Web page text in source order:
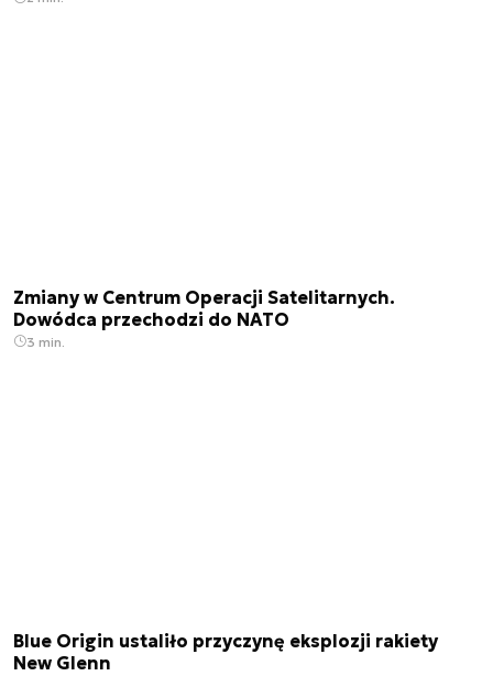
Zmiany w Centrum Operacji Satelitarnych.
Dowódca przechodzi do NATO
3 min.
Blue Origin ustaliło przyczynę eksplozji rakiety
New Glenn